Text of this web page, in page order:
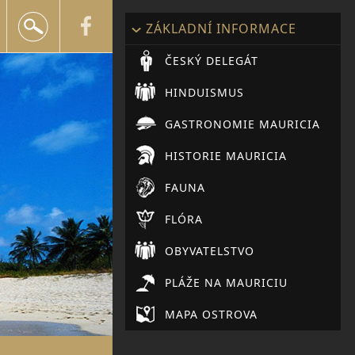
+420 602 552 624
info@snailtravel.czZÁKLADNÍ INFORMACE
ČESKÝ DELEGÁT
HINDUISMUS
GASTRONOMIE MAURICIA
HISTORIE MAURICIA
FAUNA
FLÓRA
OBYVATELSTVO
PLÁŽE NA MAURICIU
MAPA OSTROVA